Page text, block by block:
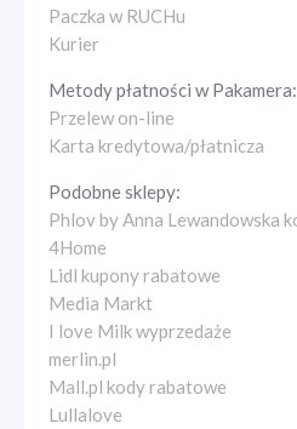
Paczka w RUCHu
Kurier
Metody płatności wPakamera:
Przelew on-line
Karta kredytowa/płatnicza
Podobne sklepy:
Phlov by Anna Lewandowska
4Home
Lidl kupony rabatowe
Media Markt
I love Milk wyprzedaże
merlin.pl
Mall.pl kody rabatowe
Lullalove